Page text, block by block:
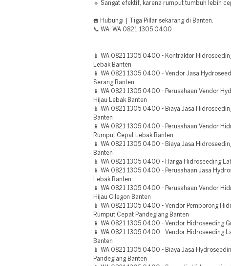
🔹 Sangat efektif, karena rumput tumbuh lebih
☎️ Hubungi | Tiga Pillar sekarang di Banten.
📞 WA: WA 0821 1305 0400
📱 WA 0821 1305 0400 - Kontraktor
Lebak Banten
📱 WA 0821 1305 0400 - Vendor Jasa
Serang Banten
📱 WA 0821 1305 0400 - Perusahaan Vendor
Hijau Lebak Banten
📱 WA 0821 1305 0400 - Biaya Jasa
Banten
📱 WA 0821 1305 0400 - Perusahaan Vendor
Rumput Cepat Lebak Banten
📱 WA 0821 1305 0400 - Biaya Jasa
Banten
📱 WA 0821 1305 0400 - Harga Hidroseeding
📱 WA 0821 1305 0400 - Perusahaan Jasa
Lebak Banten
📱 WA 0821 1305 0400 - Perusahaan Vendor
Hijau Cilegon Banten
📱 WA 0821 1305 0400 - Vendor Pemborong
Rumput Cepat Pandeglang Banten
📱 WA 0821 1305 0400 - Vendor Hidroseeding
📱 WA 0821 1305 0400 - Vendor Hidroseeding
Banten
📱 WA 0821 1305 0400 - Biaya Jasa
Pandeglang Banten